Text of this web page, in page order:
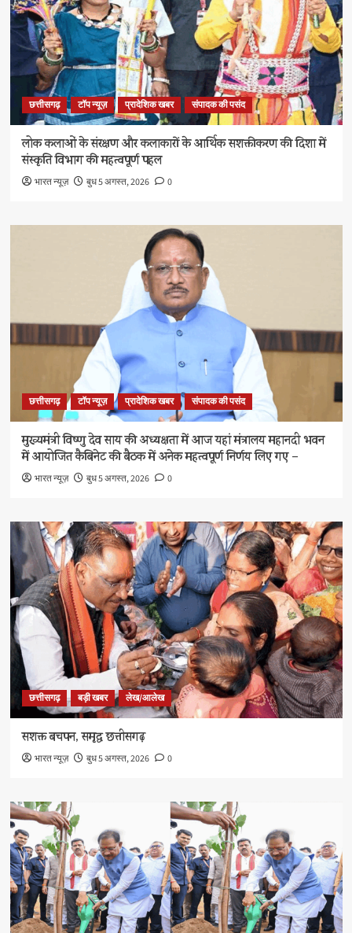
छत्तीसगढ़ टॉप न्यूज़ प्रादेशिक खबर संपादक की पसंद
लोक कलाओं के संरक्षण और कलाकारों के आर्थिक सशक्तीकरण की दिशा में
संस्कृति विभाग की महत्वपूर्ण पहल
भारत न्यूज़ बुध 5 अगस्त, 2026 0
छत्तीसगढ़ टॉप न्यूज़ प्रादेशिक खबर संपादक की पसंद
मुख्यमंत्री विष्णु देव साय की अध्यक्षता में आज यहां मंत्रालय महानदी भवन
में आयोजित कैबिनेट की बैठक में अनेक महत्वपूर्ण निर्णय लिए गए –
भारत न्यूज़ बुध 5 अगस्त, 2026 0
छत्तीसगढ़ बड़ी खबर लेख/आलेख
सशक्त बचपन, समृद्ध छत्तीसगढ़
भारत न्यूज़ बुध 5 अगस्त, 2026 0